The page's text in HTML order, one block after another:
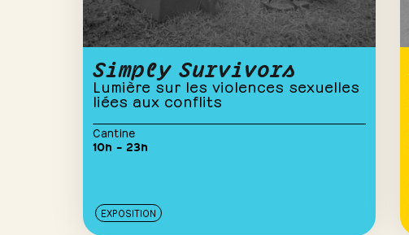
Simply Survivors
Lumière sur les violences sexuelles
liées aux conflits
Cantine
10h – 23h
EXPOSITION